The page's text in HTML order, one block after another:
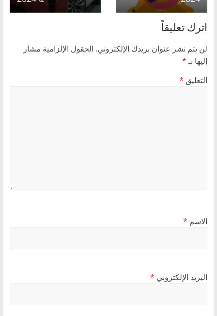
اترك تعليقاً
لن يتم نشر عنوان بريدك الإلكتروني. الحقول الإلزامية مشار
إليها بـ*
التعليق *
الاسم *
البريد الإلكتروني *